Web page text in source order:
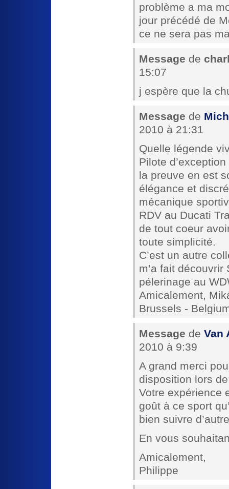
problème a ma
jour précédé de
ce ne sera pas
Message de
15:07
j espère que la
Message de
2010 à 21:31
Quelle légende
Pilote
la preuve en est
élégance et
mécanique
RDV au Ducati
de tout coeur
toute simplicité.
C’est un autre
m’a fait
pélerinage au
Amicalement,
Brussels -
Message de Van
2010 à 9:39
A grand merci
disposition lors
Votre expérience
goût à ce sport
bien suivre
En vous
Amicalement,
Philippe